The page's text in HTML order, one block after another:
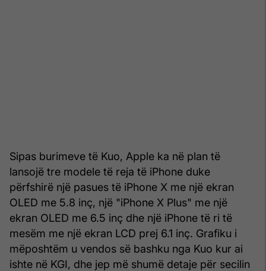
Sipas burimeve të Kuo, Apple ka në plan të
lansojë tre modele të reja të iPhone duke
përfshirë një pasues të iPhone X me një ekran
OLED me 5.8 inç, një "iPhone X Plus" me një
ekran OLED me 6.5 inç dhe një iPhone të ri të
mesëm me një ekran LCD prej 6.1 inç. Grafiku i
mëposhtëm u vendos së bashku nga Kuo kur ai
ishte në KGI, dhe jep më shumë detaje për secilin